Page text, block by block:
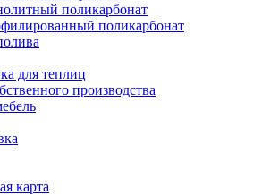
поликарбонат
поликарбонат
для теплиц
производства
карта